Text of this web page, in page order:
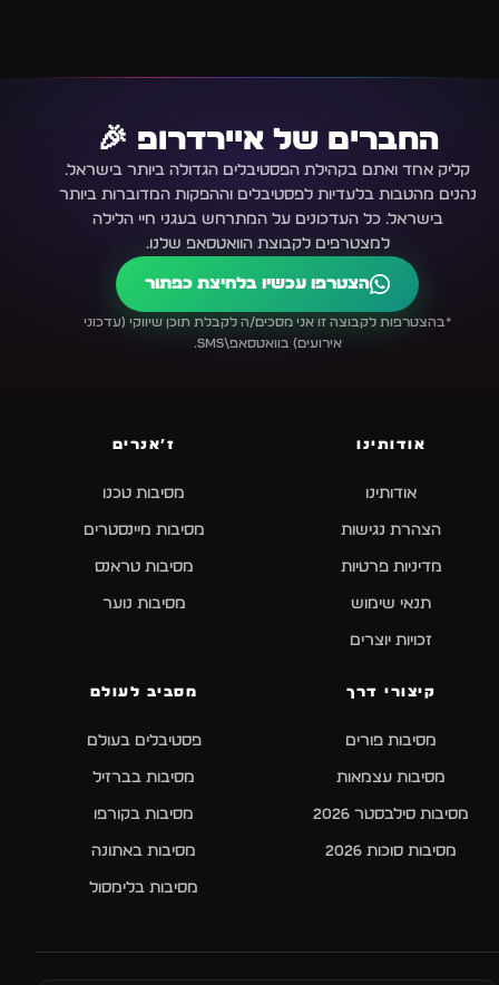
החברים של איירדרופ 🎉
קליק אחד ואתם בקהילת הפסטיבלים הגדולה ביותר בישראל.
נהנים מהטבות בלעדיות לפסטיבלים וההפקות המדוברות ביותר
בישראל. כל העדכונים על המתרחש בעגני חיי הלילה
למצטרפים לקבוצת הוואטסאפ שלנו.
הצטרפו עכשיו בלחיצת כפתור
*בהצטרפות לקבוצה זו אני מסכים/ה לקבלת תוכן שיווקי (עדכוני
אירועים) בוואטסאפ\SMS.
אודותינו
אודותינו
הצהרת נגישות
מדיניות פרטיות
תנאי שימוש
זכויות יוצרים
ז׳אנרים
מסיבות טכנו
מסיבות מיינסטרים
מסיבות טראנס
מסיבות נוער
קיצורי דרך
מסיבות פורים
מסיבות עצמאות
מסיבות סילבסטר 2026
מסיבות סוכות 2026
מסביב לעולם
פסטיבלים בעולם
מסיבות בברזיל
מסיבות בקורפו
מסיבות באתונה
מסיבות בלימסול